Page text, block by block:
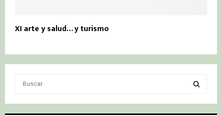
XI arte y salud… y turismo
S